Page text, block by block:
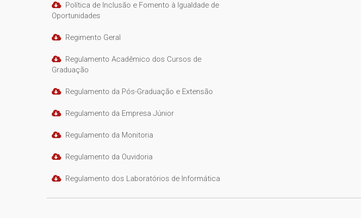
Política de Inclusão e Fomento à Igualdade de
Oportunidades
Regimento Geral
Regulamento Acadêmico dos Cursos de
Graduação
Regulamento da Pós-Graduação e Extensão
Regulamento da Empresa Júnior
Regulamento da Monitoria
Regulamento da Ouvidoria
Regulamento dos Laboratórios de Informática